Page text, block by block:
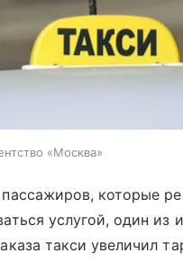
«Москва»
которые
услугой, один из
такси увеличил